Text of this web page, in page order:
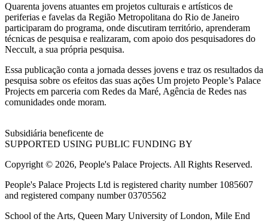
Quarenta jovens atuantes em projetos culturais e artísticos de
periferias e favelas da Região Metropolitana do Rio de Janeiro
participaram do programa, onde discutiram território, aprenderam
técnicas de pesquisa e realizaram, com apoio dos pesquisadores do
Neccult, a sua própria pesquisa.
Essa publicação conta a jornada desses jovens e traz os resultados da
pesquisa sobre os efeitos das suas ações Um projeto People’s Palace
Projects em parceria com Redes da Maré, Agência de Redes nas
comunidades onde moram.
Subsidiária beneficente de
SUPPORTED USING PUBLIC FUNDING BY
Copyright © 2026, People's Palace Projects. All Rights Reserved.
People's Palace Projects Ltd is registered charity number 1085607
and registered company number 03705562
School of the Arts, Queen Mary University of London, Mile End